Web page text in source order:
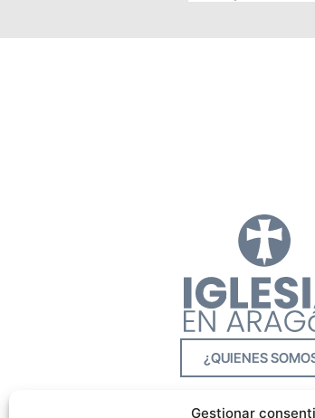
Gestionar
¿QUIENES